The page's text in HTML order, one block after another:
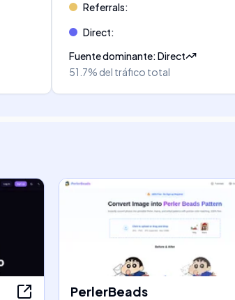
Referrals:
Direct:
Fuente dominante:Direct
51.7% del tráfico total
PerlerBeads